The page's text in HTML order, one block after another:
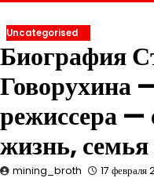
Uncategorised
Биография
Говорухина
режиссера —
жизнь, семья
mining_broth 17 февраля